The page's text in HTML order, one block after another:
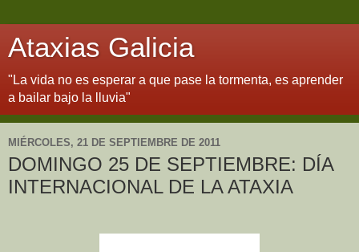
Ataxias Galicia
"La vida no es esperar a que pase la tormenta, es aprender
a bailar bajo la lluvia"
MIÉRCOLES, 21 DE SEPTIEMBRE DE 2011
DOMINGO 25 DE SEPTIEMBRE: DÍA
INTERNACIONAL DE LA ATAXIA